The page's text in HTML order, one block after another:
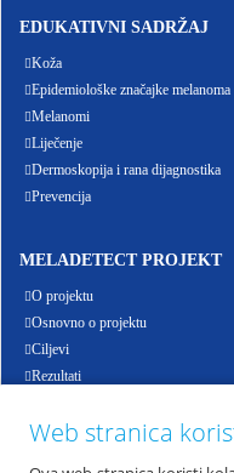
EDUKATIVNI SADRŽAJ
Koža
Epidemiološke značajke melanoma
Melanomi
Liječenje
Dermoskopija i rana dijagnostika
Prevencija
MELADETECT PROJEKT
O projektu
Osnovno o projektu
Ciljevi
Rezultati
Partneri
Web stranica